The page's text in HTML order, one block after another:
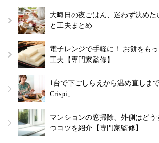
大晦日の夜ごはん、迷わず決めた
と工夫まとめ
電子レンジで手軽に！ お餅をも
工夫【専門家監修】
1台で下ごしらえから温め直しま
Crispi」
マンションの窓掃除、外側はど
つコツを紹介【専門家監修】